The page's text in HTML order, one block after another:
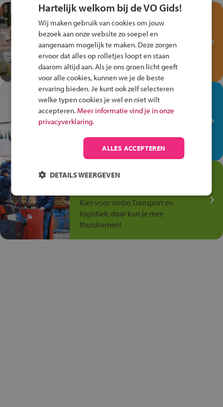
Test je kennis met het
Fiets Veilig
Verkeersspel!
Speel het Fiets Veilig Verkeersspel
en win een Cortina-fiets!
In de winkel ben je op je
plek!
Ontdek via het vmbo jouw talent
op de winkelvloer, waar elke dag
anders is!
Jouw talent in de
Kies voor vmbo Transport en
logistiek: daar kun je mee
thuiskomen!
Hartelijk welkom bij de VO Gids!
Wij maken gebruik van cookies om jouw
bezoek aan onze website zo soepel en
aangenaam mogelijk te maken. Deze zorgen
ervoor dat alles op rolletjes loopt en staan
daarom altijd aan. Als je ons groen licht geeft
voor alle cookies, kunnen we je de beste
ervaring bieden. Je kunt ook zelf selecteren
welke typen cookies je wel en niet wilt
accepteren. Meer informatie vind je in onze
privacyverklaring.
ALLES ACCEPTEREN
DETAILS WEERGEVEN